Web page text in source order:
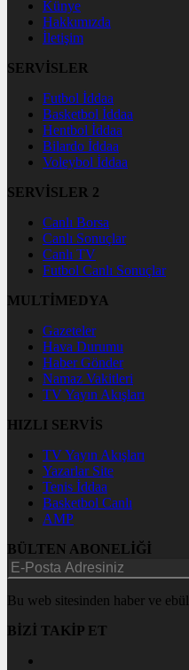
Künye
Hakkımızda
İletişim
SERVİSLER
Futbol İddaa
Basketbol İddaa
Hentbol İddaa
Bilardo İddaa
Voleybol İddaa
SERVİSLER 2
Canlı Borsa
Canlı Sonuçlar
Canlı TV
Futbol Canlı Sonuçlar
MULTİMEDYA
Gazeteler
Hava Durumu
Haber Gönder
Namaz Vakitleri
TV Yayın Akışları
HIZLI SERVİS
TV Yayın Akışları
Yazarlar Site
Tenis İddaa
Basketbol Canlı
AMP
BÜLTEN ABONELİĞİ
Bu web sitesinden haber ve
BİZİ TAKİP ET